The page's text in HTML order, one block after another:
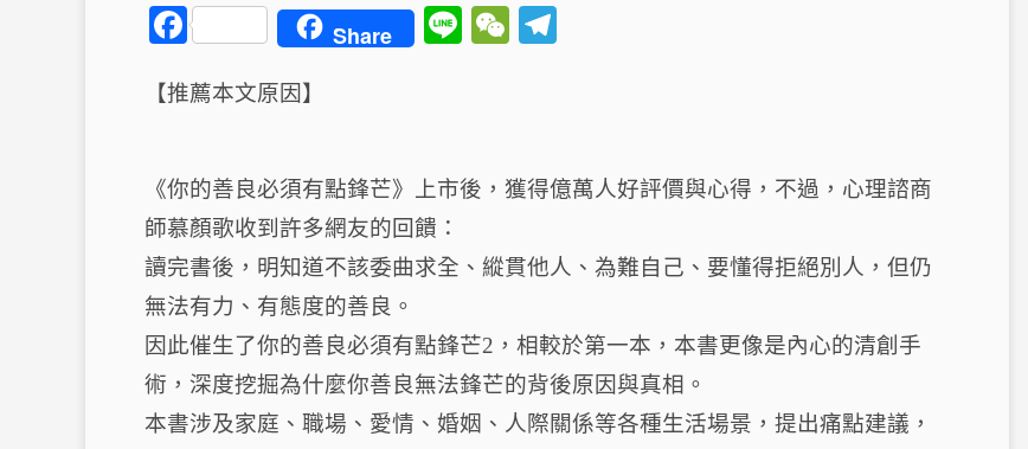
F
c
b
o
o
k
Share
Li W
a
t
ra
m
【推薦本文原因】
《你的善良必須有點鋒芒》上市後，獲得億萬人好評價與心得，不過，心理諮商
師慕顏歌收到許多網友的回饋：
讀完書後，明知道不該委曲求全、縱貫他人、為難自己、要懂得拒絕別人，但仍
無法有力、有態度的善良。
因此催生了你的善良必須有點鋒芒2，相較於第一本，本書更像是內心的清創手
術，深度挖掘為什麼你善良無法鋒芒的背後原因與真相。
本書涉及家庭、職場、愛情、婚姻、人際關係等各種生活場景，提出痛點建議，